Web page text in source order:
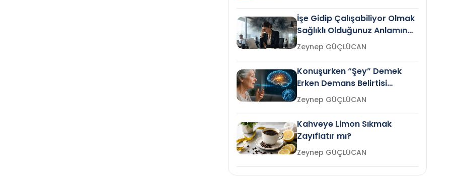
İşe Gidip Çalışabiliyor Olmak
Sağlıklı Olduğunuz Anlamına
Gelir mi?Zeynep GÜÇLÜCAN
Konuşurken “Şey” Demek
Erken Demans Belirtisi
Olabilir mi?Zeynep GÜÇLÜCAN
Kahveye Limon Sıkmak
Zayıflatır mı?
Zeynep GÜÇLÜCAN